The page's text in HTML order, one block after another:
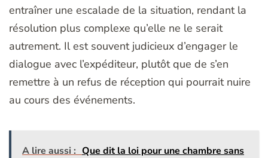
entraîner une escalade de la situation, rendant la
résolution plus complexe qu’elle ne le serait
autrement. Il est souvent judicieux d’engager le
dialogue avec l’expéditeur, plutôt que de s’en
remettre à un refus de réception qui pourrait nuire
au cours des événements.
A lire aussi : Que dit la loi pour une chambre sans